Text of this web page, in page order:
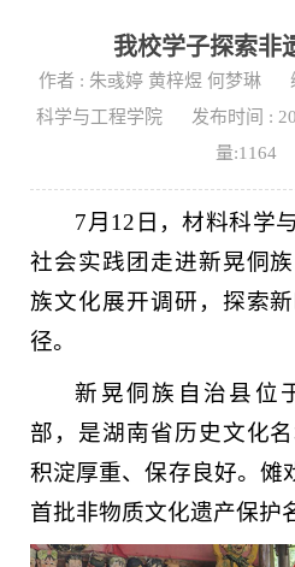
我校学子探索非
作者 : 朱彧婷 黄梓煜 何梦琳
科学与工程学院
发布时间 :
量:1164
7月12日，材料科学
社会实践团走进新晃侗
族文化展开调研，探索
径。
新晃侗族自治县位
部，是湖南省历史文化
积淀厚重、保存良好。傩
首批非物质文化遗产保护